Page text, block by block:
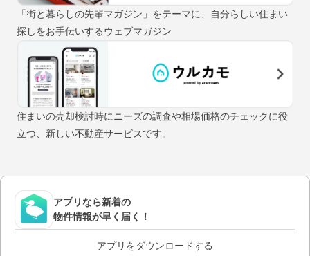
「街と暮らしの先輩マガジン」をテーマに、自分らしい住まい
探しをお手伝いするウェブマガジン
住まいの売却検討時にニーズの調査や相場価格のチェックに役
立つ、新しい不動産サービスです。
アプリなら新着の
物件情報が早く届く！
アプリをダウンロードする